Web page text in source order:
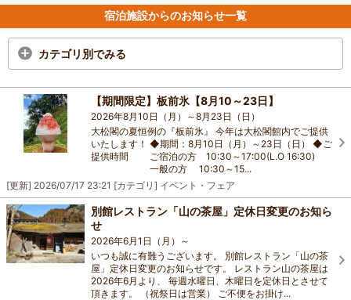
宿泊施設からのお知らせ一覧
カテゴリ別でみる
【期間限定】板前氷【8月10～23日】
2026年8月10日（月）～8月23日（日）
大松閣の夏恒例の『板前氷』 今年は大松閣館内でご提供
いたします！ ◆期間：8月10日（月）～23日（日） ◆ご
提供時間 ご宿泊の方 10:30～17:00(L.O 16:30)
一般の方 10:30～15...
[更新] 2026/07/17 23:21 [カテゴリ] イベント・フェア
別館レストラン「山の茶屋」定休日変更のお知ら
せ
2026年6月1日（月）～
いつも誠に有難うございます。 別館レストラン「山の茶
屋」定休日変更のお知らせです。 レストラン山の茶屋は
2026年6月より、 毎週水曜日、木曜日を定休日とさせて
頂きます。 （祝祭日は営業） ご不便をお掛け...